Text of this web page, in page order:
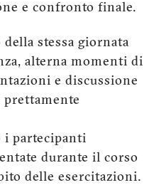
finale.
della stessa giornata
alterna momenti di
e discussione
i partecipanti
durante il corso
delle esercitazioni.